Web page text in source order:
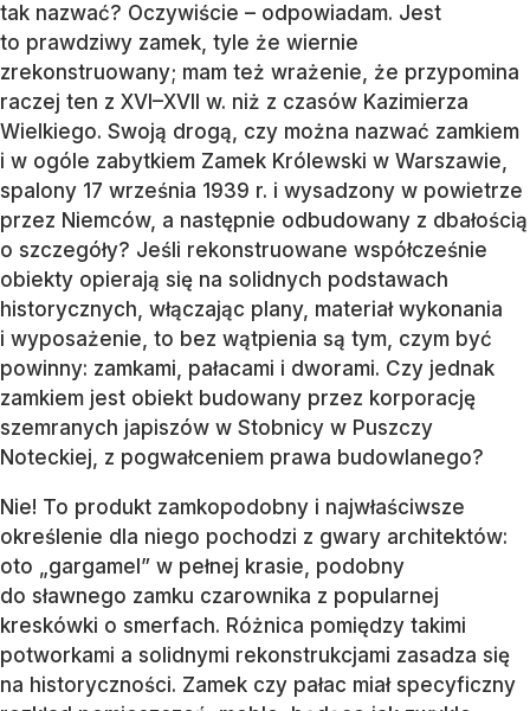
tak nazwać? Oczywiście – odpowiadam. Jest
to prawdziwy zamek, tyle że wiernie
zrekonstruowany; mam też wrażenie, że przypomina
raczej ten z XVI–XVII w. niż z czasów Kazimierza
Wielkiego. Swoją drogą, czy można nazwać zamkiem
i w ogóle zabytkiem Zamek Królewski w Warszawie,
spalony 17 września 1939 r. i wysadzony w powietrze
przez Niemców, a następnie odbudowany z dbałością
o szczegóły? Jeśli rekonstruowane współcześnie
obiekty opierają się na solidnych podstawach
historycznych, włączając plany, materiał wykonania
i wyposażenie, to bez wątpienia są tym, czym być
powinny: zamkami, pałacami i dworami. Czy jednak
zamkiem jest obiekt budowany przez korporację
szemranych japiszów w Stobnicy w Puszczy
Noteckiej, z pogwałceniem prawa budowlanego?
Nie! To produkt zamkopodobny i najwłaściwsze
określenie dla niego pochodzi z gwary architektów:
oto „gargamel” w pełnej krasie, podobny
do sławnego zamku czarownika z popularnej
kreskówki o smerfach. Różnica pomiędzy takimi
potworkami a solidnymi rekonstrukcjami zasadza się
na historyczności. Zamek czy pałac miał specyficzny